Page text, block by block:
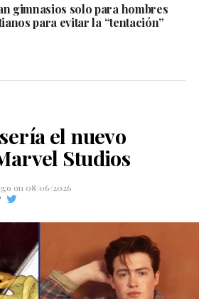
gimnasios solo para hombres
para evitar la “tentación”
el nuevo
Studios
on 08/06/2026